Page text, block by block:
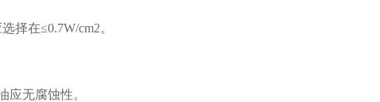
择在≤0.7W/cm2。
应无腐蚀性。